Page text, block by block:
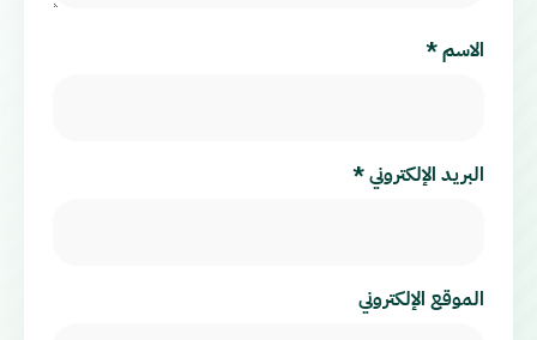
الاسم*
البريد الإلكتروني*
الموقع الإلكتروني